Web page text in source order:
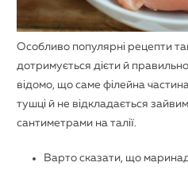
Особливо популярні рецепти
дотримується дієти й
відомо, що саме філейна
тушці й не відкладається
сантиметрами на талії.
Варто сказати, що